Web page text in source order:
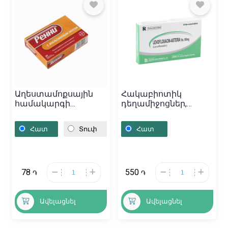
Աղեստամոքսային
համակարգի
Դեղահաբեր «Ренни»,
Գերմանիա
Հատ Տուփ
78 ֏
Ավելացնել
Հակաբիոտիկ
դեղամիջոցներ,
«Levofloxacin-Asteria»
500մգ, Կորեա
Հատ
550 ֏
Ավելացնել